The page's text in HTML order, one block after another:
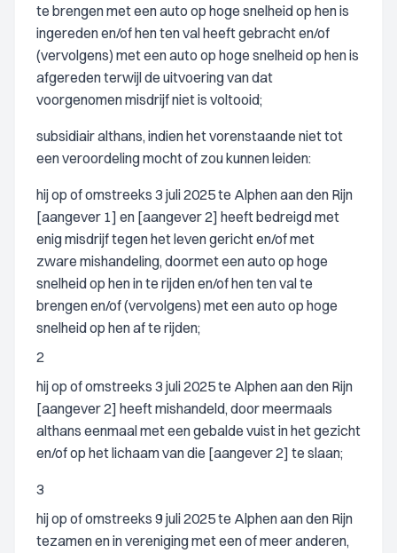
te brengen met een auto op hoge snelheid op hen is
ingereden en/of hen ten val heeft gebracht en/of
(vervolgens) met een auto op hoge snelheid op hen is
afgereden terwijl de uitvoering van dat
voorgenomen misdrijf niet is voltooid;
subsidiair althans, indien het vorenstaande niet tot
een veroordeling mocht of zou kunnen leiden:
hij op of omstreeks 3 juli 2025 te Alphen aan den Rijn
[aangever 1] en [aangever 2] heeft bedreigd met
enig misdrijf tegen het leven gericht en/of met
zware mishandeling, doormet een auto op hoge
snelheid op hen in te rijden en/of hen ten val te
brengen en/of (vervolgens) met een auto op hoge
snelheid op hen af te rijden;
2
hij op of omstreeks 3 juli 2025 te Alphen aan den Rijn
[aangever 2] heeft mishandeld, door meermaals
althans eenmaal met een gebalde vuist in het gezicht
en/of op het lichaam van die [aangever 2] te slaan;
3
hij op of omstreeks 9 juli 2025 te Alphen aan den Rijn
tezamen en in vereniging met een of meer anderen,